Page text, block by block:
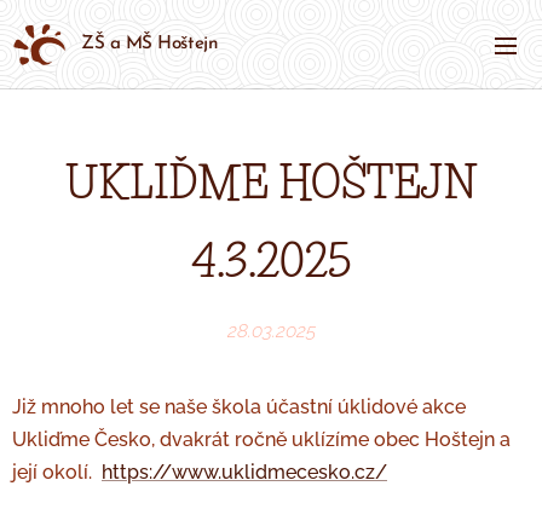
ZŠ a MŠ Hoštejn
UKLIĎME HOŠTEJN
4.3.2025
28.03.2025
Již mnoho let se naše škola účastní úklidové akce
Ukliďme Česko, dvakrát ročně uklízíme obec Hoštejn a
její okolí. https://www.uklidmecesko.cz/